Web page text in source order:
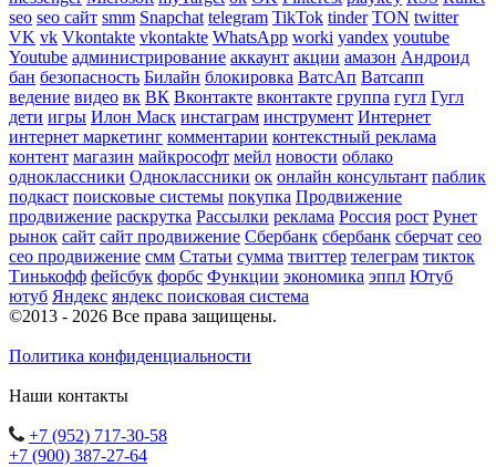
seo seo сайт smm Snapchat telegram TikTok tinder TON twitter
VK vk Vkontakte vkontakte WhatsApp worki yandex youtube
Youtube администрирование аккаунт акции амазон Андроид
бан безопасность Билайн блокировка ВатсАп Ватсапп
ведение видео вк ВК Вконтакте вконтакте группа гугл Гугл
дети игры Илон Маск инстаграм инструмент Интернет
интернет маркетинг комментарии контекстный реклама
контент магазин майкрософт мейл новости облако
одноклассники Одноклассники ок онлайн консультант паблик
подкаст поисковые системы покупка Продвижение
продвижение раскрутка Рассылки реклама Россия рост Рунет
рынок сайт сайт продвижение Сбербанк сбербанк сберчат сео
сео продвижение смм Статьи сумма твиттер телеграм тикток
Тинькофф фейсбук форбс Функции экономика эппл Ютуб
ютуб Яндекс яндекс поисковая система
©2013 - 2026 Все права защищены.
Политика конфиденциальности
Наши контакты
+7 (952) 717-30-58
+7 (900) 387-27-64